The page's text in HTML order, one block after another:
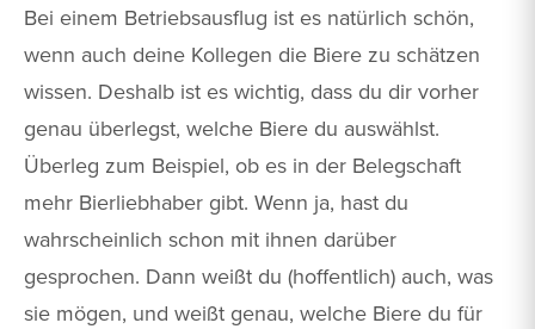
Bei einem Betriebsausflug ist es natürlich schön,
wenn auch deine Kollegen die Biere zu schätzen
wissen. Deshalb ist es wichtig, dass du dir vorher
genau überlegst, welche Biere du auswählst.
Überleg zum Beispiel, ob es in der Belegschaft
mehr Bierliebhaber gibt. Wenn ja, hast du
wahrscheinlich schon mit ihnen darüber
gesprochen. Dann weißt du (hoffentlich) auch, was
sie mögen, und weißt genau, welche Biere du für